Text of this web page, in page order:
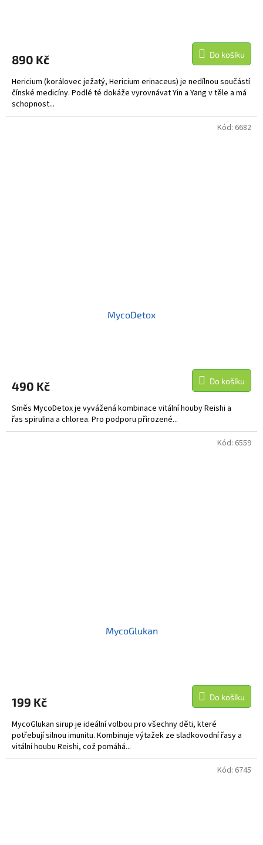
890 Kč Do košíku
Hericium (korálovec ježatý, Hericium erinaceus) je nedílnou součástí
čínské medicíny. Podlé té dokáže vyrovnávat Yin a Yang v těle a má
schopnost...
MycoDetox
490 Kč Do košíku
Směs MycoDetox je vyvážená kombinace vitální houby Reishi a
řas spirulina a chlorea. Pro podporu přirozené...
Kód: 6682
MycoGlukan
199 Kč Do košíku
MycoGlukan sirup je ideální volbou pro všechny děti, které
potřebují silnou imunitu. Kombinuje výtažek ze sladkovodní řasy a
vitální houbu Reishi, což pomáhá...
Kód: 6559
Kód: 6745